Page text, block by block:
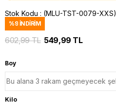
Stok Kodu (MLU-TST-0079-XXS)
%9 İNDIRIM
602,99 TL 549,99 TL
Boy
Kilo